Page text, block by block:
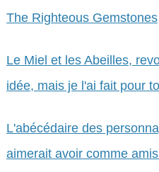
The Righteous Gemstones
Le Miel et les Abeilles,
idée, mais je l'ai fait pour
L'abécédaire des
aimerait avoir comme